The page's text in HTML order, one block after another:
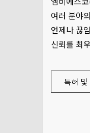
여러 분야
언제나 끊
신뢰를 최
특허 및